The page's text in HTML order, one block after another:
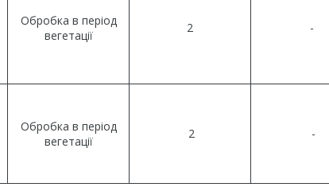
Обробка в період
вегетації
2 -
Обробка в період
вегетації
2 -